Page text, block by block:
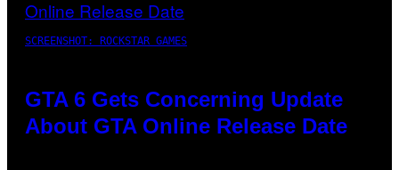
SCREENSHOT: ROCKSTAR GAMES
GTA 6 Gets Concerning Update
About GTA Online Release Date